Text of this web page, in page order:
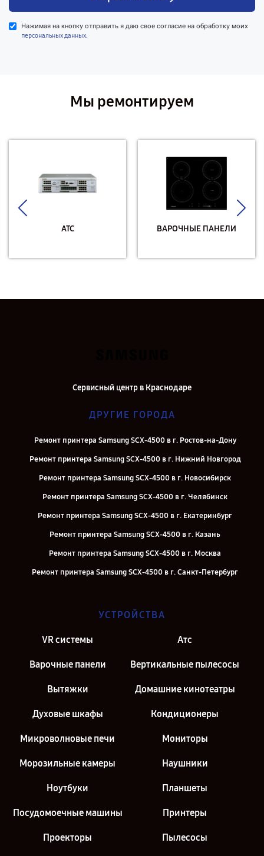
Нажимая на кнопку отправить я даю свое согласие на обработку моих
персональных данных.
Мы ремонтируем
АТС ВАРОЧНЫЕ ПАНЕЛИ
Сервисный центр в Краснодаре
ДРУГИЕ ГОРОДА
Ремонт принтера Samsung SCX-4500 в г. Ростов-на-Дону
Ремонт принтера Samsung SCX-4500 в г. Нижний Новгород
Ремонт принтера Samsung SCX-4500 в г. Новосибирск
Ремонт принтера Samsung SCX-4500 в г. Челябинск
Ремонт принтера Samsung SCX-4500 в г. Екатеринбург
Ремонт принтера Samsung SCX-4500 в г. Казань
Ремонт принтера Samsung SCX-4500 в г. Москва
Ремонт принтера Samsung SCX-4500 в г. Санкт-Петербург
УСТРОЙСТВА
VR системы Атс
Варочные панели Вертикальные пылесосы
Вытяжки Домашние кинотеатры
Духовые шкафы Кондиционеры
Микроволновые печи Мониторы
Морозильные камеры Наушники
Ноутбуки Планшеты
Посудомоечные машины Принтеры
Проекторы Пылесосы